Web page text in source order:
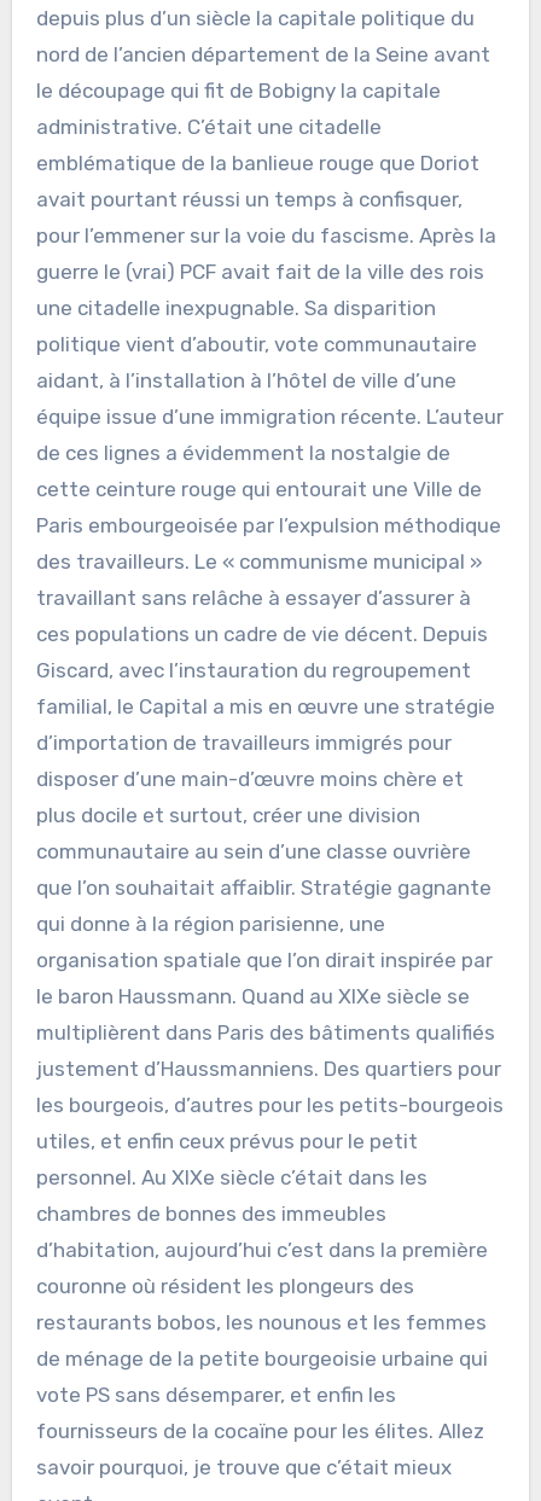
depuis plus d’un siècle la capitale politique du
nord de l’ancien département de la Seine avant
le découpage qui fit de Bobigny la capitale
administrative. C’était une citadelle
emblématique de la banlieue rouge que Doriot
avait pourtant réussi un temps à confisquer,
pour l’emmener sur la voie du fascisme. Après la
guerre le (vrai) PCF avait fait de la ville des rois
une citadelle inexpugnable. Sa disparition
politique vient d’aboutir, vote communautaire
aidant, à l’installation à l’hôtel de ville d’une
équipe issue d’une immigration récente. L’auteur
de ces lignes a évidemment la nostalgie de
cette ceinture rouge qui entourait une Ville de
Paris embourgeoisée par l’expulsion méthodique
des travailleurs. Le « communisme municipal »
travaillant sans relâche à essayer d’assurer à
ces populations un cadre de vie décent. Depuis
Giscard, avec l’instauration du regroupement
familial, le Capital a mis en œuvre une stratégie
d’importation de travailleurs immigrés pour
disposer d’une main-d’œuvre moins chère et
plus docile et surtout, créer une division
communautaire au sein d’une classe ouvrière
que l’on souhaitait affaiblir. Stratégie gagnante
qui donne à la région parisienne, une
organisation spatiale que l’on dirait inspirée par
le baron Haussmann. Quand au XIXe siècle se
multiplièrent dans Paris des bâtiments qualifiés
justement d’Haussmanniens. Des quartiers pour
les bourgeois, d’autres pour les petits-bourgeois
utiles, et enfin ceux prévus pour le petit
personnel. Au XIXe siècle c’était dans les
chambres de bonnes des immeubles
d’habitation, aujourd’hui c’est dans la première
couronne où résident les plongeurs des
restaurants bobos, les nounous et les femmes
de ménage de la petite bourgeoisie urbaine qui
vote PS sans désemparer, et enfin les
fournisseurs de la cocaïne pour les élites. Allez
savoir pourquoi, je trouve que c’était mieux